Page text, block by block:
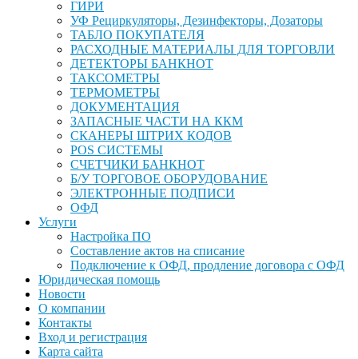
ГИРИ
УФ Рециркуляторы, Дезинфекторы, Дозаторы
ТАБЛО ПОКУПАТЕЛЯ
РАСХОДНЫЕ МАТЕРИАЛЫ ДЛЯ ТОРГОВЛИ
ДЕТЕКТОРЫ БАНКНОТ
ТАКСОМЕТРЫ
ТЕРМОМЕТРЫ
ДОКУМЕНТАЦИЯ
ЗАПАСНЫЕ ЧАСТИ НА ККМ
СКАНЕРЫ ШТРИХ КОДОВ
POS СИСТЕМЫ
СЧЕТЧИКИ БАНКНОТ
Б/У ТОРГОВОЕ ОБОРУДОВАНИЕ
ЭЛЕКТРОННЫЕ ПОДПИСИ
ОФД
Услуги
Настройка ПО
Составление актов на списание
Подключение к ОФД, продление договора с ОФД
Юридическая помощь
Новости
О компании
Контакты
Вход и регистрация
Карта сайта